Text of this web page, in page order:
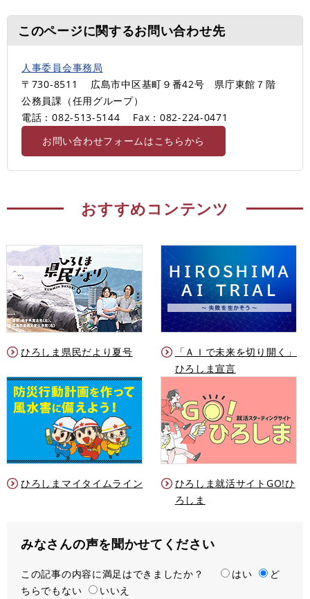
このページに関するお問い合わせ先
人事委員会事務局
〒730-8511
広島市中区基町９番42号 県庁東館７階
公務員課（任用グループ）
電話：082-513-5144
Fax：082-224-0471
お問い合わせフォームはこちらから
おすすめコンテンツ
ひろしま県民だより夏号
「ＡＩで未来を切り開く」
ひろしま宣言
ひろしまマイタイムライン
ひろしま就活サイトGO!ひ
ろしま
みなさんの声を聞かせてください
満
足
この記事の内容に満足はできましたか？ はい
ど
ちらでもない
いいえ